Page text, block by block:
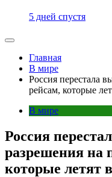
5 дней спустя
Главная
В мире
Россия перестала
рейсам, которые
В мире
Россия
разрешения на
которые летят